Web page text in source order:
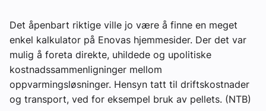
Det åpenbart riktige ville jo være å finne en meget
enkel kalkulator på Enovas hjemmesider. Der det var
mulig å foreta direkte, uhildede og upolitiske
kostnadssammenligninger mellom
oppvarmingsløsninger. Hensyn tatt til driftskostnader
og transport, ved for eksempel bruk av pellets. (NTB)